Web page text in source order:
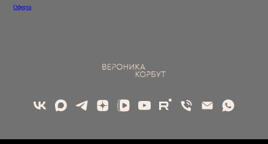
Оферта